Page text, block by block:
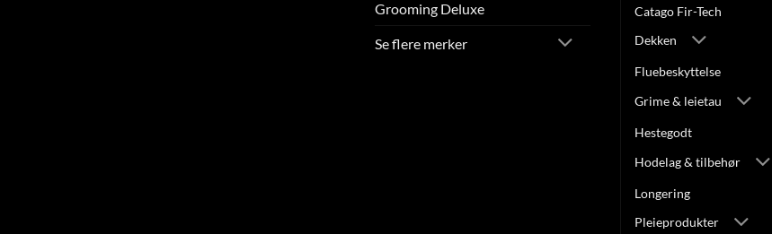
Grooming Deluxe
Se flere merker
Catago Fir-Tech
Dekken
Fluebeskyttelse
Grime & leietau
Hestegodt
Hodelag & tilbehør
Longering
Pleieprodukter